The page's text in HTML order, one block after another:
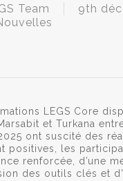
Team
9th
LEGS Core
et Turkana
ont suscité des
positives, les
renforcée, d’une
des outils clés et